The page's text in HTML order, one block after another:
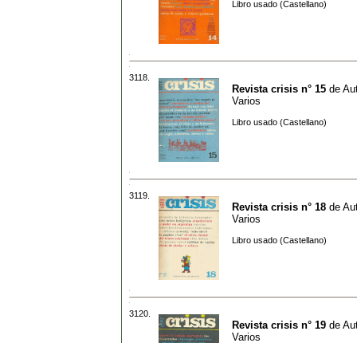
Libro usado (Castellano)
3118.
Revista crisis n° 15 de
Varios
Libro usado (Castellano)
3119.
Revista crisis n° 18 de
Varios
Libro usado (Castellano)
3120.
Revista crisis n° 19 de
Varios